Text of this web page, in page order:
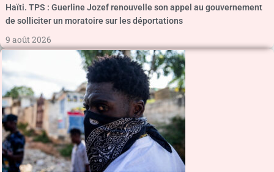
Haïti. TPS : Guerline Jozef renouvelle son appel au gouvernement
de solliciter un moratoire sur les déportations
9 août 2026